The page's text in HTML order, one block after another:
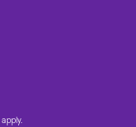
apply.